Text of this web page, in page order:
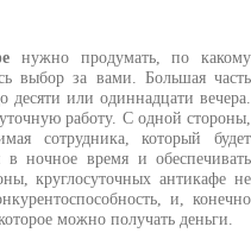
нужно продумать, по какому
выбор за вами. Большая часть
десяти или одиннадцати вечера.
работу. С одной стороны,
сотрудника, который будет
в ночное время и обеспечивать
круглосуточных антикафе не
и, конечно
можно получать деньги.